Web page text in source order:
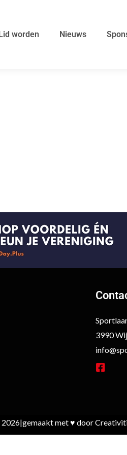
worden Nieuws
3990
b
|gemaakt met ♥ door